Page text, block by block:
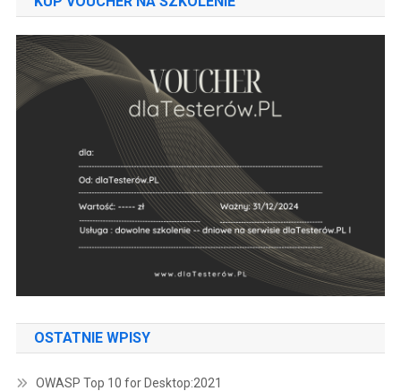
OSTATNIE WPISY
OWASP Top 10 for Desktop:2021